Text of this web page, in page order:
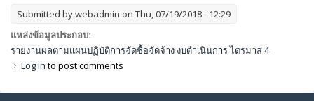
Submitted bywebadmin on Thu, 07/19/2018 - 12:29
แหล่งข้อมูลประกอบ:
รายงานผลตามแผนปฏิบัติการจัดซื้อจัดจ้าง งบดำเนินการ ไตรมาส 4
Log in to post comments